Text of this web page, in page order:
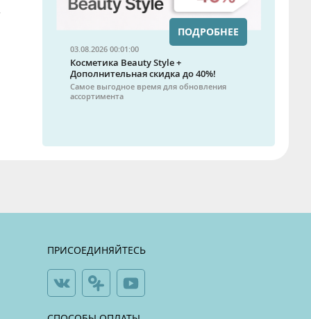
03.08.2026 00:01:00
Косметика Beauty Style +
Дополнительная скидка до 40%!
Самое выгодное время для обновления
ассортимента
ПОДРОБНЕЕ
ПРИСОЕДИНЯЙТЕСЬ